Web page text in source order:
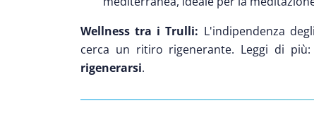
Wellness tra i Trulli: L'indipendenza
cerca un ritiro rigenerante. Leggi di più:
rigenerarsi.